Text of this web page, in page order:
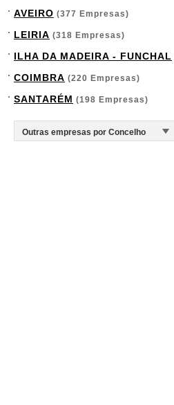
AVEIRO (377 Empresas)
LEIRIA (318 Empresas)
ILHA DA MADEIRA - FUNCHAL
COIMBRA (220 Empresas)
SANTARÉM (198 Empresas)